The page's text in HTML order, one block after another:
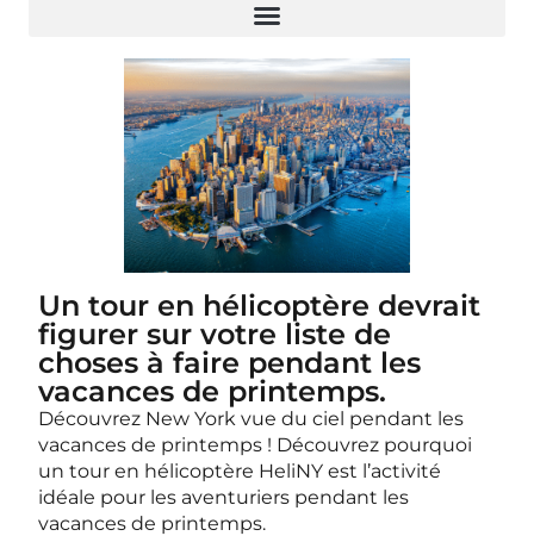
Un tour en hélicoptère devrait
figurer sur votre liste de
choses à faire pendant les
vacances de printemps.
Découvrez New York vue du ciel pendant les
vacances de printemps ! Découvrez pourquoi
un tour en hélicoptère HeliNY est l’activité
idéale pour les aventuriers pendant les
vacances de printemps.